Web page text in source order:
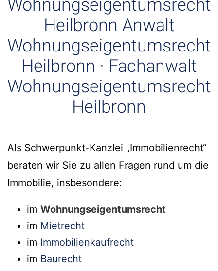
Wohnungseigentumsrecht
Heilbronn Anwalt
Wohnungseigentumsrecht
Heilbronn · Fachanwalt
Wohnungseigentumsrecht
Heilbronn
Als Schwerpunkt-Kanzlei „Immobilienrecht“
beraten wir Sie zu allen Fragen rund um die
Immobilie, insbesondere:
im Wohnungseigentumsrecht
im Mietrecht
im Immobilienkaufrecht
im Baurecht